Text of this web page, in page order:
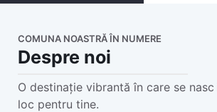
COMUNA NOASTRĂ ÎN NUMERE
Despre noi
O destinație vibrantă în care se
loc pentru tine.